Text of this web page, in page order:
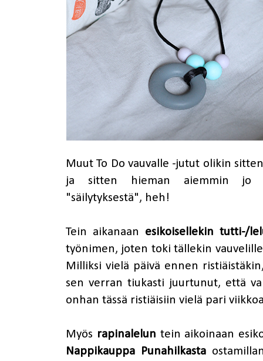
Muut To Do vauvalle -jutut olikin
ja sitten hieman aiemmin jo
"säilytyksestä", heh!
Tein aikanaan esikoisellekin tutti-/
työnimen, joten toki tällekin
Milliksi vielä päivä ennen
sen verran tiukasti juurtunut, että
onhan tässä ristiäisiin vielä pari
Myös rapinalelun tein aikoinaan
Nappikauppa Punahilkasta